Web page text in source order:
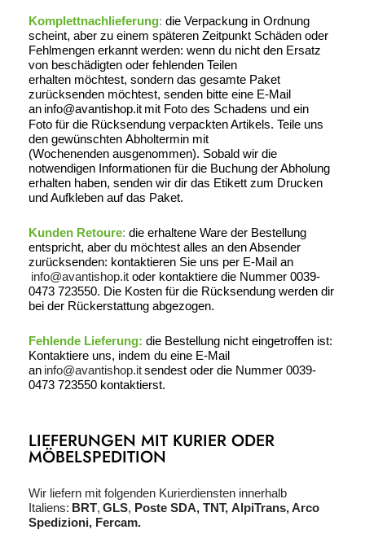
Komplettnachlieferung: die Verpackung in Ordnung
scheint, aber zu einem späteren Zeitpunkt Schäden oder
Fehlmengen erkannt werden: wenn du nicht den Ersatz
von beschädigten oder fehlenden Teilen
erhalten möchtest, sondern das gesamte Paket
zurücksenden möchtest, senden bitte eine E-Mail
an info@avantishop.it mit Foto des Schadens und ein
Foto für die Rücksendung verpackten Artikels. Teile uns
den gewünschten Abholtermin mit
(Wochenenden ausgenommen). Sobald wir die
notwendigen Informationen für die Buchung der Abholung
erhalten haben, senden wir dir das Etikett zum Drucken
und Aufkleben auf das Paket.
Kunden Retoure: die erhaltene Ware der Bestellung
entspricht, aber du möchtest alles an den Absender
zurücksenden: kontaktieren Sie uns per E-Mail an
info@avantishop.it oder kontaktiere die Nummer 0039-
0473 723550. Die Kosten für die Rücksendung werden dir
bei der Rückerstattung abgezogen.
Fehlende Lieferung: die Bestellung nicht eingetroffen ist:
Kontaktiere uns, indem du eine E-Mail
an info@avantishop.itsendest oder die Nummer 0039-
0473 723550 kontaktierst.
LIEFERUNGEN MIT KURIER ODER
MÖBELSPEDITION
Wir liefern mit folgenden Kurierdiensten innerhalb
Italiens: BRT, GLS, Poste SDA, TNT, AlpiTrans, Arco
Spedizioni, Fercam.